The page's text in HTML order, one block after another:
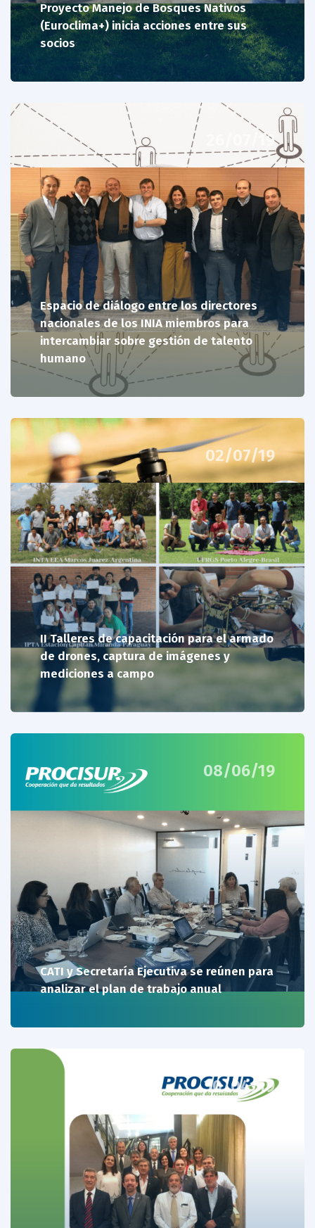
Proyecto Manejo de Bosques Nativos
(Euroclima+) inicia acciones entre sus
socios
26/07/19
Espacio de diálogo entre los directores
nacionales de los INIA miembros para
intercambiar sobre gestión de talento
humano
02/07/19
II Talleres de capacitación para el armado
de drones, captura de imágenes y
mediciones a campo
08/06/19
CATI y Secretaría Ejecutiva se reúnen para
analizar el plan de trabajo anual
30/04/19